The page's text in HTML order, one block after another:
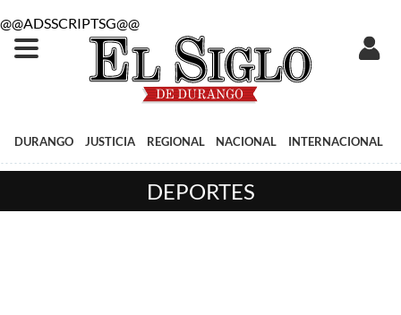
@@ADSSCRIPTSG@@
DURANGO JUSTICIA REGIONAL NACIONAL INTERNACIONAL
DEPORTES